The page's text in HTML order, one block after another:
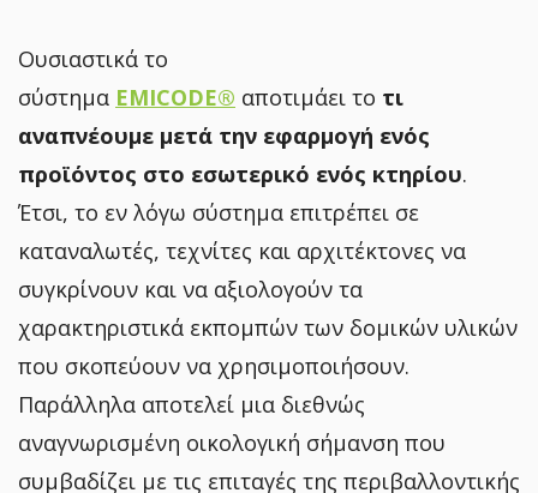
Ουσιαστικά το
σύστημα EMICODE® αποτιμάει το τι
αναπνέουμε μετά την εφαρμογή ενός
προϊόντος στο εσωτερικό ενός κτηρίου.
Έτσι, το εν λόγω σύστημα επιτρέπει σε
καταναλωτές, τεχνίτες και αρχιτέκτονες να
συγκρίνουν και να αξιολογούν τα
χαρακτηριστικά εκπομπών των δομικών υλικών
που σκοπεύουν να χρησιμοποιήσουν.
Παράλληλα αποτελεί μια διεθνώς
αναγνωρισμένη οικολογική σήμανση που
συμβαδίζει με τις επιταγές της περιβαλλοντικής